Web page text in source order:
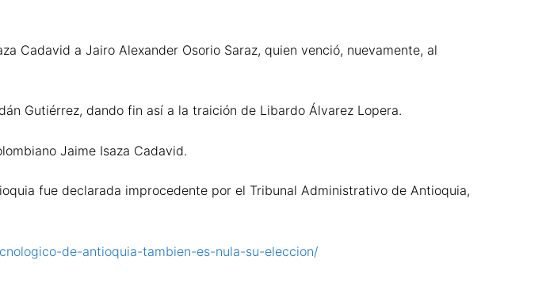
Cadavid a Jairo Alexander Osorio Saraz, quien venció, nuevamente, al
Gutiérrez, dando fin así a la traición de Libardo Álvarez Lopera.
Jaime Isaza Cadavid.
fue declarada improcedente por el Tribunal Administrativo de Antioquia,
de-antioquia-tambien-es-nula-su-eleccion/